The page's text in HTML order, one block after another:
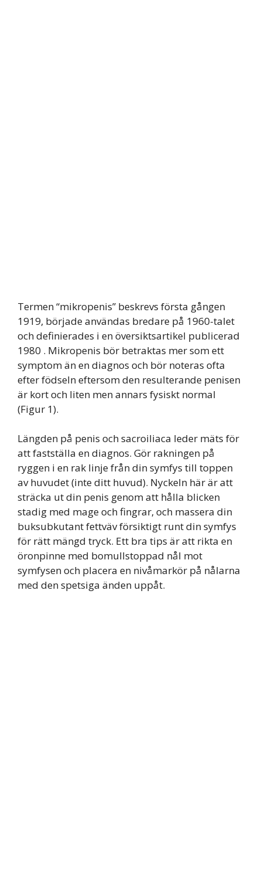
Termen “mikropenis” beskrevs första gången
1919, började användas bredare på 1960-talet
och definierades i en översiktsartikel publicerad
1980 . Mikropenis bör betraktas mer som ett
symptom än en diagnos och bör noteras ofta
efter födseln eftersom den resulterande penisen
är kort och liten men annars fysiskt normal
(Figur 1).
Längden på penis och sacroiliaca leder mäts för
att fastställa en diagnos. Gör rakningen på
ryggen i en rak linje från din symfys till toppen
av huvudet (inte ditt huvud). Nyckeln här är att
sträcka ut din penis genom att hålla blicken
stadig med mage och fingrar, och massera din
buksubkutant fettväv försiktigt runt din symfys
för rätt mängd tryck. Ett bra tips är att rikta en
öronpinne med bomullstoppad nål mot
symfysen och placera en nivåmarkör på nålarna
med den spetsiga änden uppåt.